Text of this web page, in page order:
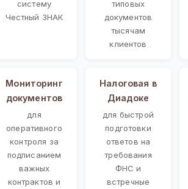
систему
Честный ЗНАК
типовых
документов
тысячам
клиентов
Мониторинг
документов
для
оперативного
контроля за
подписанием
важных
контрактов и
Налоговая в
Диадоке
для быстрой
подготовки
ответов на
требования
ФНС и
встречные